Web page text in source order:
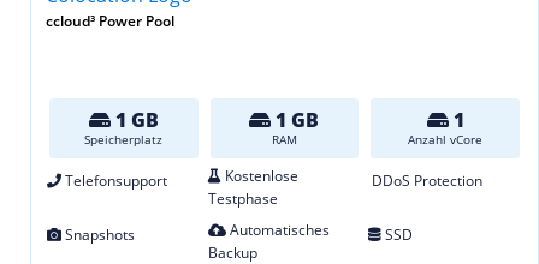
ccloud³ Power Pool
1 GB
Speicherplatz
1 GB
RAM
1
Anzahl vCore
Telefonsupport
Kostenlose
Testphase
DDoS Protection
Snapshots
Automatisches
Backup
SSD